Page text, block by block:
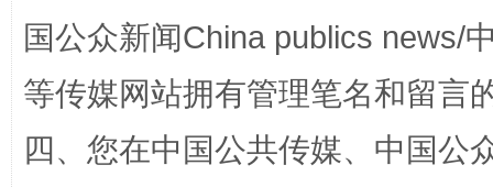
“蜀中异人”王建安的艺术幻境
国公众新闻China publics news/
等传媒网站拥有管理笔名和留言
四、您在中国公共传媒、中国公